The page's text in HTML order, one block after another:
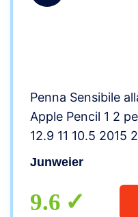
Penna Sensibile
Apple Pencil 1 2
12.9 11 10.5 2015
AIR 1 2 3 Mini 1 2
Junweier
9.6